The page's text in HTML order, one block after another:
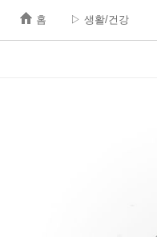
홈 ▷ 생활/건강